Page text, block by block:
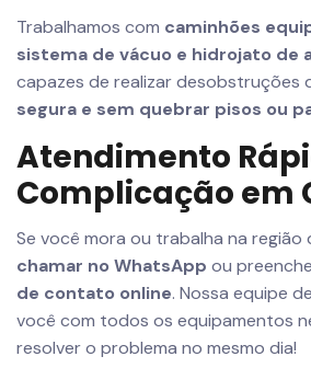
Trabalhamos com caminhões
sistema de vácuo e hidrojato de
capazes de realizar desobstruções
segura e sem quebrar pisos ou
Atendimento
Complicação em
Se você mora ou trabalha na região
chamar no WhatsApp ou
de contato online. Nossa equipe
você com todos os equipamentos
resolver o problema no mesmo dia!